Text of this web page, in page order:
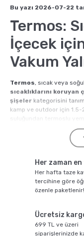
Pratik Filtre Kahve
Exclusive Kahveler
Çözünebilir Kahve
Soğuk Kahve
Moka Pot
Soğuk Kahve Demleme
Makine Temizleyiciler
Bu yazı 2026-07-22
Termos:
İçecek
Vakum
Termos, sıcak veya
sıcaklıklarını koruyan
şişeler kategorisini
kamp ve outdoor için
suluğundan termoslu
kapsar. Kahve.com
Hydro Flask,
Yeti, Zojirushi, Tiger
2024 yılı küresel
milyar USD pazar
kullanımlık plastik şişe
segmenti yıllık 1.4 milyar
seyahat ve outdoor
Her zaman
Her hafta taze
tercihine göre
özenle paketlenir!
Ücretsiz
699 TL ve üzeri
siparişlerinizde